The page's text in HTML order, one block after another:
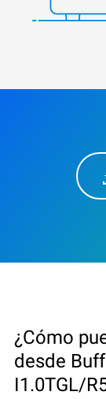
¿Cómo
desde
I1.0TGL/